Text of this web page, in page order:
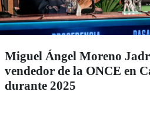
Miguel Ángel Moreno
vendedor de la ONCE en
durante 2025